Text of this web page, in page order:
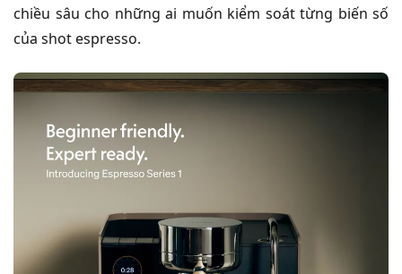
chiều sâu cho những ai muốn kiểm soát từng biến số
của shot espresso.